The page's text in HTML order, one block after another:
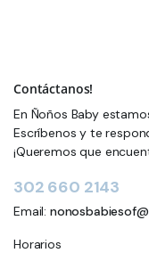
Contáctanos!
En Ñoños Baby
Escríbenos y te
¡Queremos que
302 660 2143
Email:
Horarios